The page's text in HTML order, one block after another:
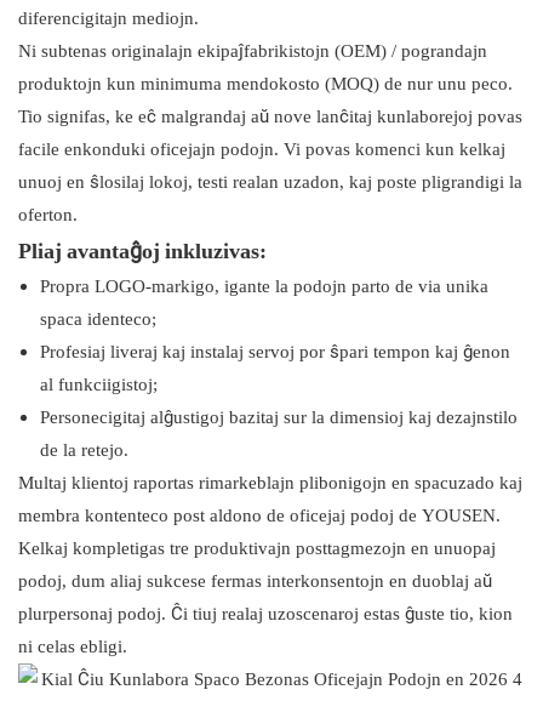
diferencigitajn mediojn.
Ni subtenas originalajn ekipaĵfabrikistojn (OEM) / pograndajn
produktojn kun minimuma mendokosto (MOQ) de nur unu peco.
Tio signifas, ke eĉ malgrandaj aŭ nove lanĉitaj kunlaborejoj povas
facile enkonduki oficejajn podojn. Vi povas komenci kun kelkaj
unuoj en ŝlosilaj lokoj, testi realan uzadon, kaj poste pligrandigi la
oferton.
Pliaj avantaĝoj inkluzivas:
Propra LOGO-markigo, igante la podojn parto de via unika
spaca identeco;
Profesiaj liveraj kaj instalaj servoj por ŝpari tempon kaj ĝenon
al funkciigistoj;
Personecigitaj alĝustigoj bazitaj sur la dimensioj kaj dezajnstilo
de la retejo.
Multaj klientoj raportas rimarkeblajn plibonigojn en spacuzado kaj
membra kontenteco post aldono de oficejaj podoj de YOUSEN.
Kelkaj kompletigas tre produktivajn posttagmezojn en unuopaj
podoj, dum aliaj sukcese fermas interkonsentojn en duoblaj aŭ
plurpersonaj podoj. Ĉi tiuj realaj uzoscenaroj estas ĝuste tio, kion
ni celas ebligi.